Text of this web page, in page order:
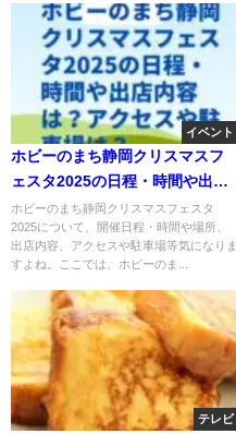
イベント
ホビーのまち静岡クリスマスフ
ェスタ2025の日程・時間や出店
内容は？アクセスや駐車場は？
ホビーのまち静岡クリスマスフェスタ
2025について、開催日程・時間や場所、
出店内容、アクセスや駐車場等気になりま
すよね。ここでは、ホビーのま...
テレビ